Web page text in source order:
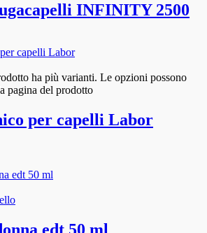
INFINITY 2500
ha più varianti. Le opzioni possono
pagina del prodotto
per capelli Labor
edt 50 ml